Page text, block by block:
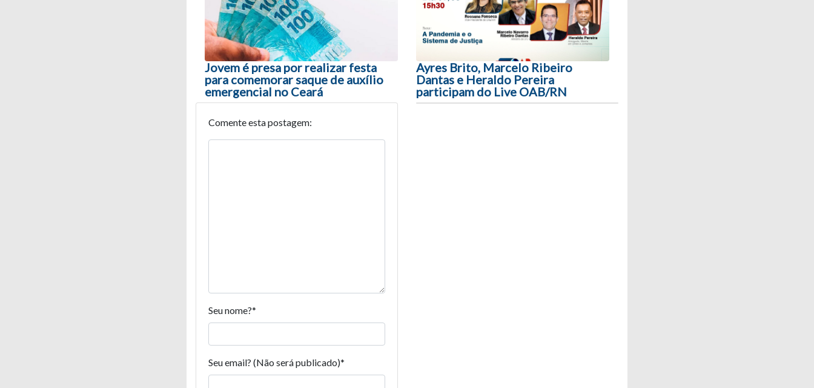
Jovem é presa por realizar festa
para comemorar saque de auxílio
emergencial no Ceará
Ayres Brito, Marcelo Ribeiro
Dantas e Heraldo Pereira
participam do Live OAB/RN
Comente esta postagem:
Seu nome?*
Seu email? (Não será publicado)*